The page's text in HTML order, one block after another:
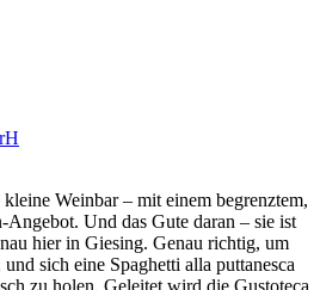
Weinbar – mit einem begrenztem,
Angebot. Und das Gute daran – sie ist
hier in Giesing. Genau richtig, um
sich eine Spaghetti alla puttanesca